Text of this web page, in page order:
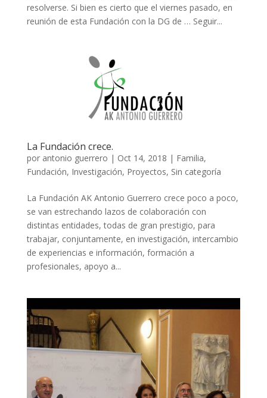
resolverse. Si bien es cierto que el viernes pasado, en
reunión de esta Fundación con la DG de … Seguir...
La Fundación crece.
por antonio guerrero | Oct 14, 2018 | Familia,
Fundación, Investigación, Proyectos, Sin categoría
La Fundación AK Antonio Guerrero crece poco a poco,
se van estrechando lazos de colaboración con
distintas entidades, todas de gran prestigio, para
trabajar, conjuntamente, en investigación, intercambio
de experiencias e información, formación a
profesionales, apoyo a...